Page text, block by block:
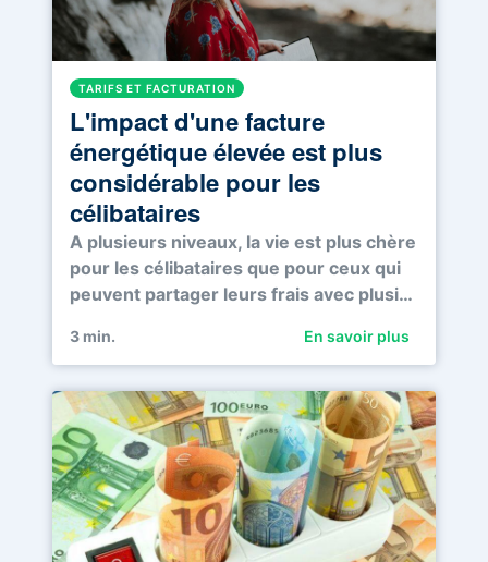
TARIFS ET FACTURATION
L'impact d'une facture
énergétique élevée est plus
considérable pour les
célibataires
A plusieurs niveaux, la vie est plus chère
pour les célibataires que pour ceux qui
peuvent partager leurs frais avec plusi…
3 min. En savoir plus